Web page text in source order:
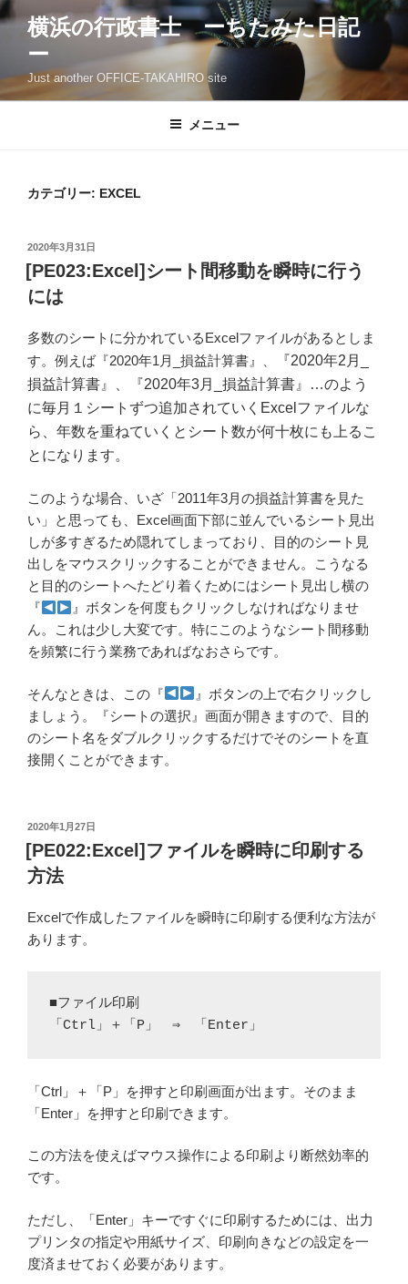
コ
ン
ツ
横浜の行政書士 ーちたみた日記
ー
Just another OFFICE-TAKAHIRO site
メニュー
カテゴリー: EXCEL
投
稿
日:
2020年3月31日
[PE023:Excel]シート間移動を瞬時に行う
には
多数のシートに分かれているExcelファイルがあるとしま
す。例えば『2020年1月_損益計算書』、
『2020年2月_
損益計算書』、
『2020年3月_損益計算書』…のよう
に毎月１シートずつ追加されていくExcelファイルな
ら、年数を重ねていくとシート数が何十枚にも上るこ
とになります。
このような場合、いざ「2011年3月の損益計算書を見た
い」と思っても、Excel画面下部に並んでいるシート見出
しが多すぎるため隠れてしまっており、目的のシート見
出しをマウスクリックすることができません。こうなる
と目的のシートへたどり着くためにはシート見出し横の
『
』ボタンを何度もクリックしなければなりませ
ん。これは少し大変です。特にこのようなシート間移動
を頻繁に行う業務であればなおさらです。
そんなときは、この『
』ボタンの上で右クリックし
ましょう。『シートの選択』画面が開きますので、目的
のシート名をダブルクリックするだけでそのシートを直
接開くことができます。
投
稿
日:
2020年1月27日
[PE022:Excel]ファイルを瞬時に印刷する
方法
Excelで作成したファイルを瞬時に印刷する便利な方法が
あります。
■ファイル印刷
「Ctrl」＋「P」　⇒　「Enter」
「Ctrl」＋「P」を押すと印刷画面が出ます。そのまま
「Enter」を押すと印刷できます。
この方法を使えばマウス操作による印刷より断然効率的
です。
ただし、「Enter」キーですぐに印刷するためには、出力
プリンタの指定や用紙サイズ、印刷向きなどの設定を一
度済ませておく必要があります。